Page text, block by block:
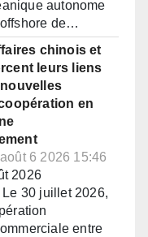
autonome
de…
chinois et
leurs liens
en
6 2026 15:46
2026
30 juillet 2026,
entre